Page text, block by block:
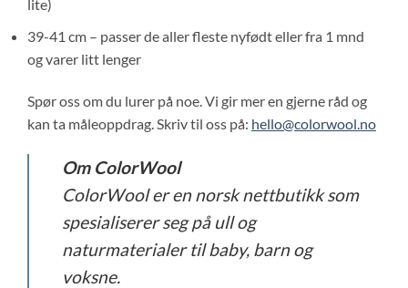
lite)
39-41 cm – passer de aller fleste nyfødt eller fra 1 mnd
og varer litt lenger
Spør oss om du lurer på noe. Vi gir mer en gjerne råd og
kan ta måleoppdrag. Skriv til oss på: hello@colorwool.no
Om ColorWool
ColorWool er en norsk nettbutikk som
spesialiserer seg på ull og
naturmaterialer til baby, barn og
voksne.